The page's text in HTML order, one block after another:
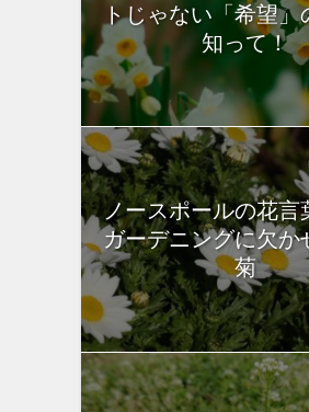
トじゃない「希望」
知って！
ノースポールの花言
ガーデニングに欠か
菊